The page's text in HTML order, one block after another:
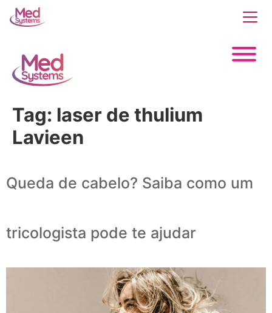
Tag: laser de thulium
Lavieen
Queda de cabelo? Saiba como um
tricologista pode te ajudar